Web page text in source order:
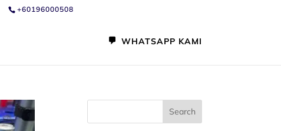
+60196000508
WHATSAPP KAMI